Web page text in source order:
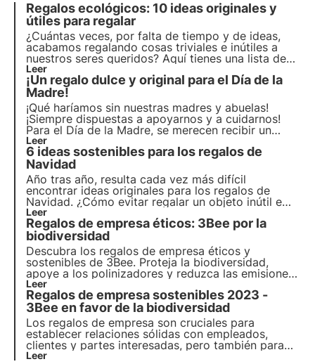
Regalos ecológicos: 10 ideas originales y
útiles para regalar
¿Cuántas veces, por falta de tiempo y de ideas,
acabamos regalando cosas triviales e inútiles a
nuestros seres queridos? Aquí tienes una lista de
regalos ecológicos con 10 ideas originales aptas
para todos los públicos. Haz regalos especiales,
útiles y no triviales.
Leer
¡Un regalo dulce y original para el Día de la
Madre!
¡Qué haríamos sin nuestras madres y abuelas!
¡Siempre dispuestas a apoyarnos y a cuidarnos!
Para el Día de la Madre, se merecen recibir un
regalo único y original, como ellas. Una colmena
3Bee es el regalo perfecto, ¡una sorpresa dulce y
sostenible! ????
Leer
6 ideas sostenibles para los regalos de
Navidad
Año tras año, resulta cada vez más difícil
encontrar ideas originales para los regalos de
Navidad. ¿Cómo evitar regalar un objeto inútil e
impersonal? 3Bee te da la solución con sus
proyectos dedicados a la protección de la
biodiversidad: transparentes, sensibilizadores e
inolvidables.
Leer
Regalos de empresa éticos: 3Bee por la
biodiversidad
Descubra los regalos de empresa éticos y
sostenibles de 3Bee. Proteja la biodiversidad,
apoye a los polinizadores y reduzca las emisiones
de CO2. Regala colmenas tecnológicas, árboles de
néctar y Polly House para dejar una huella
ecológica y una marca socialmente responsable.
Leer
Regalos de empresa sostenibles 2023 -
3Bee en favor de la biodiversidad
Los regalos de empresa son cruciales para
establecer relaciones sólidas con empleados,
clientes y partes interesadas, pero también para
transmitir los valores corporativos. Entre ellos, la
Leer